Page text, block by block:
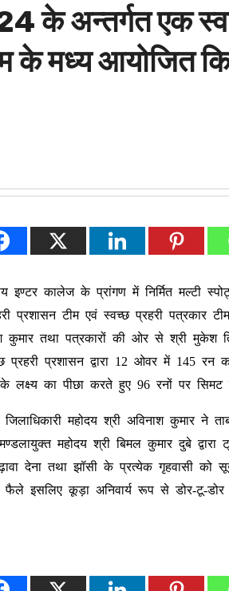
के अन्तर्गत एक
के मध्य आयोजित
इण्टर कालेज के प्रांगण में निर्मित मल्टी
प्रशासन टीम एवं स्वच्छ प्रहरी पत्रकार
कुमार तथा पत्रकारों की ओर से श्री मुकेश
प्रशासन द्वारा 12 ओवर में 145 रन
लक्ष्य का पीछा करते हुए 96 रनों पर सिमट
महोदय श्री अविनाश कुमार ने
महोदय श्री बिमल कुमार दुबे द्वारा
देना तथा झॉसी के प्रत्येक गृहवासी
इसलिए कूड़ा अनिवार्य रूप से डोर-टू-डोर